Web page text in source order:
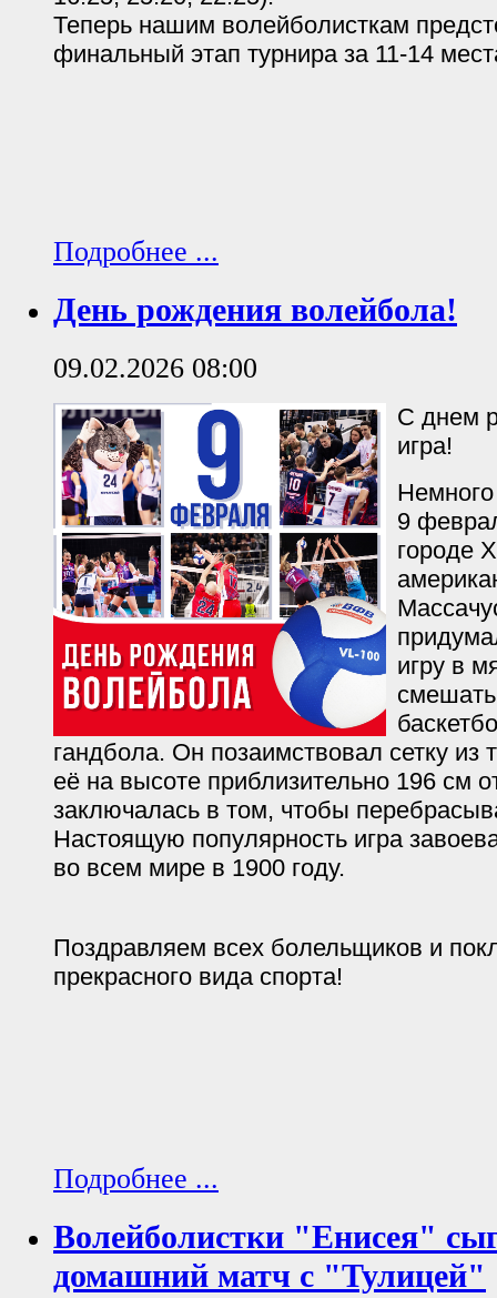
Теперь нашим волейболисткам
финальный этап турнира за 11-14
Подробнее ...
День рождения волейбола!
09.02.2026 08:00
С днем
игра!
Немного
9
городе
игру в
гандбола. Он позаимствовал сетку из
её на высоте приблизительно 196 см
заключалась в том, чтобы
Настоящую популярность игра
во всем мире в 1900 году.
Поздравляем всех болельщиков и
прекрасного вида спорта!
Подробнее ...
Волейболистки "Енисея"
домашний матч с "Тулицей"